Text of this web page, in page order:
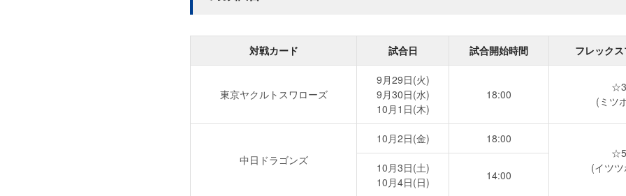
対戦カード 試合日 試合開始時間 フレック
東京ヤクルトスワローズ
9月29日(火)
9月30日(水)
10月1日(木)
18:00
☆3
(ミツ
中日ドラゴンズ
10月2日(金)
18:00
☆5
(イツ
10月3日(土)
10月4日(日)
14:00